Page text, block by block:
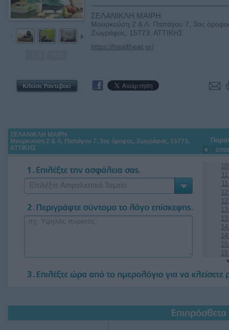
ΣΕΛΑΝΙΚΛΗ ΜΑΙΡΗ
Μουρκούση 2 & Λ. Παπάγου 7, 3ος
Ζωγράφος, 15773, ΑΤΤΙΚΗΣ
ΣΕΛΑΝΙΚΛΗ ΜΑΙΡΗ
Μουρκούση 2 & Λ. Παπάγου 7, 3ος όροφος, Ζωγράφος, 15773,
ΑΤΤΙΚΗΣ
Επιλέξτε Ασφαλιστικό Ταμείο
07/